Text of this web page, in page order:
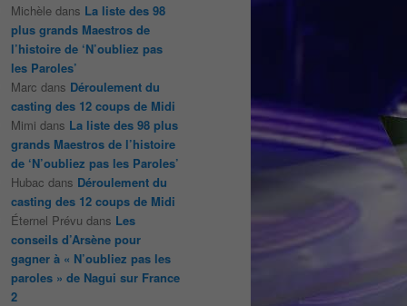
Michèle dans La liste des 98
plus grands Maestros de
l’histoire de ‘N’oubliez pas
les Paroles’
Marc dans Déroulement du
casting des 12 coups de Midi
Mimi dans La liste des 98 plus
grands Maestros de l’histoire
de ‘N’oubliez pas les Paroles’
Hubac dans Déroulement du
casting des 12 coups de Midi
Éternel Prévu dans Les
conseils d’Arsène pour
gagner à « N’oubliez pas les
paroles » de Nagui sur France
2